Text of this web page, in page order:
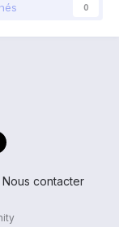
0
Nous contacter